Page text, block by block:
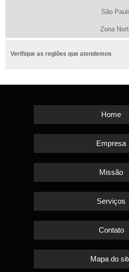
São
Zona
Verifique as regiões que atendemos
Home
Empresa
Missão
Serviços
Contato
Mapa do